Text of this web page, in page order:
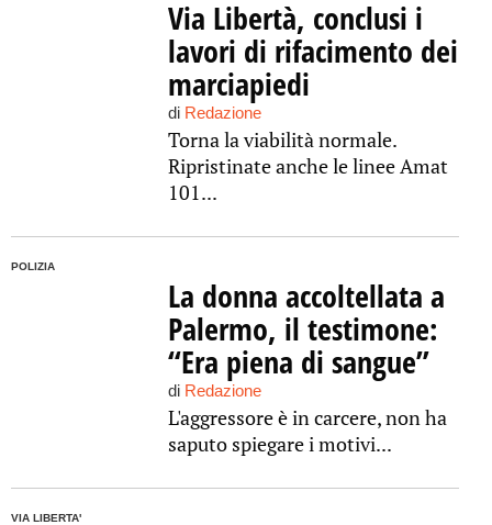
Via Libertà, conclusi i
lavori di rifacimento dei
marciapiedi
di Redazione
Torna la viabilità normale.
Ripristinate anche le linee Amat
101...
POLIZIA
La donna accoltellata a
Palermo, il testimone:
“Era piena di sangue”
di Redazione
L'aggressore è in carcere, non ha
saputo spiegare i motivi...
VIA LIBERTA'